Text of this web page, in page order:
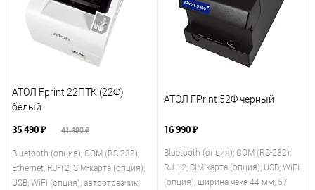
АТОЛ Fprint 22ПТК (22Ф)
белый
35 490 ₽ 41 490 ₽
Bluetooth (опция); COM (RS-232);
Ethernet; RJ-12; SIM-карта (опция);
USB; WiFi (опция); автоотрезчик;
АТОЛ FPrint 52Ф черный
16 990 ₽
Bluetooth (опция); COM (RS-232);
RJ-12; SIM-карта (опция); USB; WiFi
(опция); ширина чека 44 мм, 57